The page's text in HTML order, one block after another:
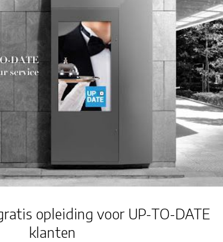
opleiding voor UP-TO-DATE
klanten